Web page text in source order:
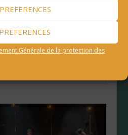
Générale de la protection des
ROBINSON Frères
ont en commun, Un
de chacun, un blues